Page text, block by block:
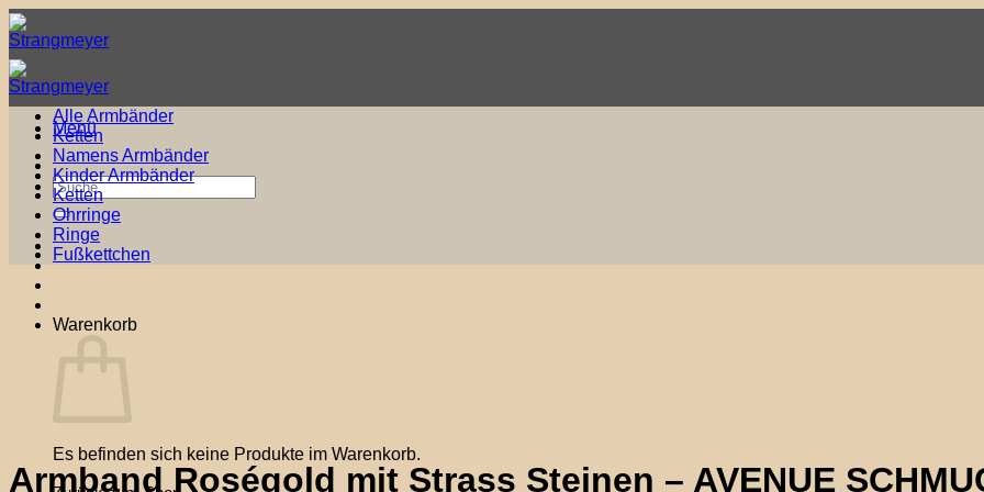
Zum
Inhalt
springen
Menü
Suche
nach:
Warenkorb
Es befinden sich keine Produkte im Warenkorb.
Alle Armbänder
Ketten
Namens Armbänder
Kinder Armbänder
Ketten
Ohrringe
Ringe
Fußkettchen
Armband Roségold mit Strass Steinen – AVENUE